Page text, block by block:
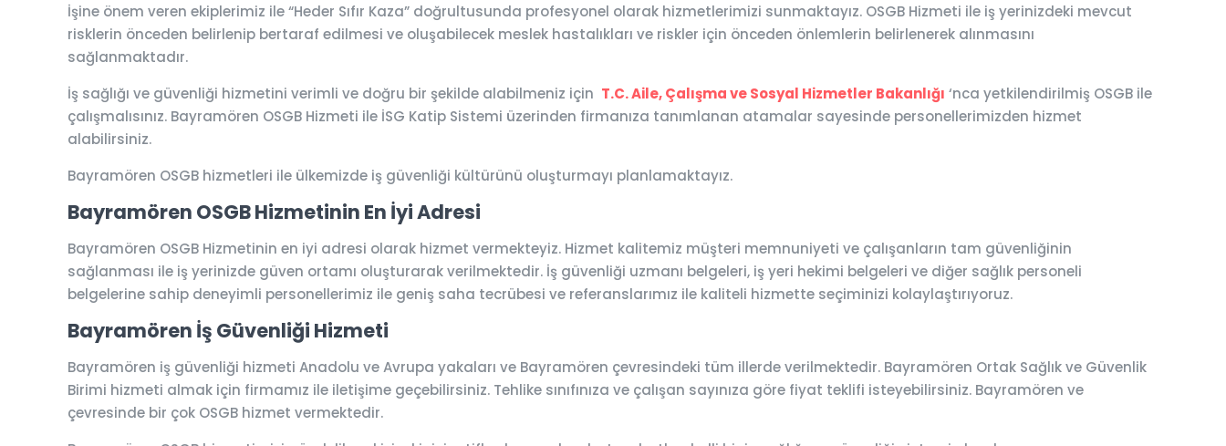
İşine önem veren ekiplerimiz ile “Heder Sıfır Kaza” doğrultusunda profesyonel olarak hizmetlerimizi sunmaktayız. OSGB Hizmeti ile iş yerinizdeki mevcut
risklerin önceden belirlenip bertaraf edilmesi ve oluşabilecek meslek hastalıkları ve riskler için önceden önlemlerin belirlenerek alınmasını
sağlanmaktadır.
İş sağlığı ve güvenliği hizmetini verimli ve doğru bir şekilde alabilmeniz için T.C. Aile, Çalışma ve Sosyal Hizmetler Bakanlığı ‘nca yetkilendirilmiş OSGB ile
çalışmalısınız. Bayramören OSGB Hizmeti ile İSG Katip Sistemi üzerinden firmanıza tanımlanan atamalar sayesinde personellerimizden hizmet
alabilirsiniz.
Bayramören OSGB hizmetleri ile ülkemizde iş güvenliği kültürünü oluşturmayı planlamaktayız.
Bayramören OSGB Hizmetinin En İyi Adresi
Bayramören OSGB Hizmetinin en iyi adresi olarak hizmet vermekteyiz. Hizmet kalitemiz müşteri memnuniyeti ve çalışanların tam güvenliğinin
sağlanması ile iş yerinizde güven ortamı oluşturarak verilmektedir. İş güvenliği uzmanı belgeleri, iş yeri hekimi belgeleri ve diğer sağlık personeli
belgelerine sahip deneyimli personellerimiz ile geniş saha tecrübesi ve referanslarımız ile kaliteli hizmette seçiminizi kolaylaştırıyoruz.
Bayramören İş Güvenliği Hizmeti
Bayramören iş güvenliği hizmeti Anadolu ve Avrupa yakaları ve Bayramören çevresindeki tüm illerde verilmektedir. Bayramören Ortak Sağlık ve Güvenlik
Birimi hizmeti almak için firmamız ile iletişime geçebilirsiniz. Tehlike sınıfınıza ve çalışan sayınıza göre fiyat teklifi isteyebilirsiniz. Bayramören ve
çevresinde bir çok OSGB hizmet vermektedir.